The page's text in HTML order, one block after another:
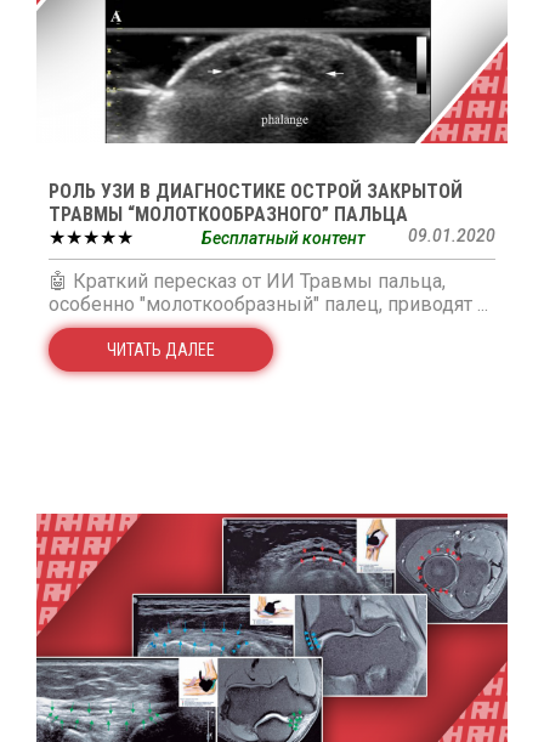
РОЛЬ УЗИ В ДИАГНОСТИКЕ ОСТРОЙ ЗАКРЫТОЙ
ТРАВМЫ “МОЛОТКООБРАЗНОГО” ПАЛЬЦА
★★★★★
09.01.2020
Бесплатный контент
🤖 Краткий пересказ от ИИ Травмы пальца,
особенно "молоткообразный" палец, приводят ...
ЧИТАТЬ ДАЛЕЕ